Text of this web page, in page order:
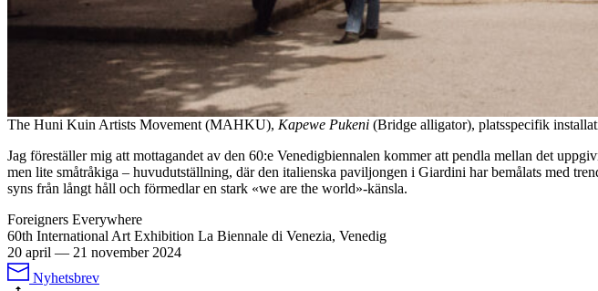
The Huni Kuin Artists Movement (MAHKU), Kapewe Pukeni (Bridge alligator), platsspecifik
Jag föreställer mig att mottagandet av den 60:e Venedigbiennalen kommer att pendla mellan det
men lite småtråkiga – huvudutställning, där den italienska paviljongen i Giardini har bemålats med
syns från långt håll och förmedlar en stark «we are the world»-känsla.
Foreigners Everywhere
60th International Art Exhibition La Biennale di Venezia, Venedig
20 april — 21 november 2024
Nyhetsbrev